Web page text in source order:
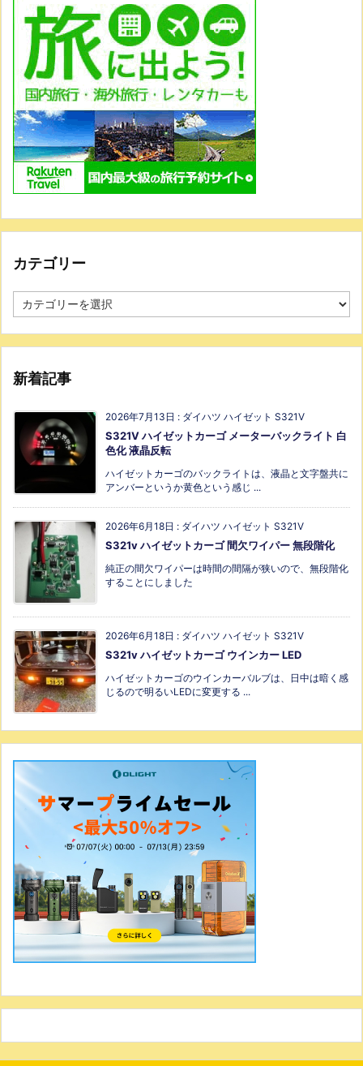
カテゴリー
新着記事
2026年7月13日 : ダイハツ ハイゼット S321V
S321V ハイゼットカーゴ メーターバックライト 白
色化 液晶反転
ハイゼットカーゴのバックライトは、液晶と文字盤共に
アンバーというか黄色という感じ ...
2026年6月18日 : ダイハツ ハイゼット S321V
S321v ハイゼットカーゴ 間欠ワイパー 無段階化
純正の間欠ワイパーは時間の間隔が狭いので、無段階化
することにしました
2026年6月18日 : ダイハツ ハイゼット S321V
S321v ハイゼットカーゴ ウインカー LED
ハイゼットカーゴのウインカーバルブは、日中は暗く感
じるので明るいLEDに変更する ...